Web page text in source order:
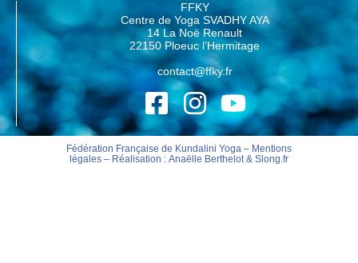
FFKY
Centre de Yoga SVADHY AYA
14 La Noë Renault
22150 Ploeuc l’Hermitage
contact@ffky.fr
Fédération Française de Kundalini Yoga – Mentions
légales– Réalisation : Anaëlle Berthelot& Slong.fr